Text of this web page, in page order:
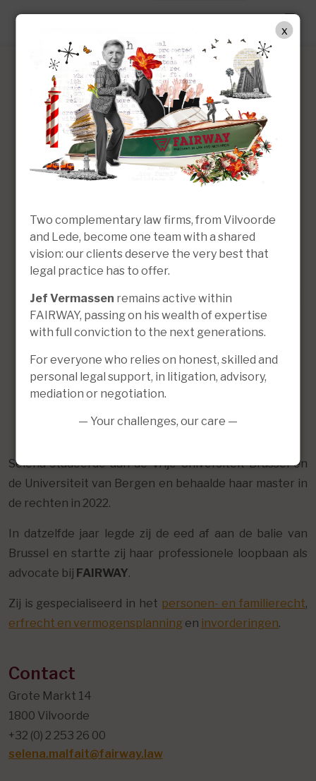
Selena Malfait
Advocaat | Associate
Selena studeerde aan de Vrije Universiteit Brussel en
de Universiteit van Bergen en behaalde haar master in
de rechten in 2022.
In datzelfde jaar legde zij de eed af aan de balie van
Brussel en startte zij haar professionele loopbaan als
advocate bij FAIRWAY.
Zij is gespecialiseerd in het personen- en familierecht,
erfrecht en vermogensplanning en invorderingen.
Contact
Grote Markt 14
1800 Vilvoorde
+32 (0) 2 253 26 00
selena.malfait@fairway.law
Two complementary law firms, from Vilvoorde
and Lede, become one team with a shared
vision: our clients deserve the very best that
legal practice has to offer.
Jef Vermassen remains active within
FAIRWAY, passing on his wealth of expertise
with full conviction to the next generations.
For everyone who relies on honest, skilled and
personal legal support, in litigation, advisory,
mediation or negotiation.
— Your challenges, our care —
x